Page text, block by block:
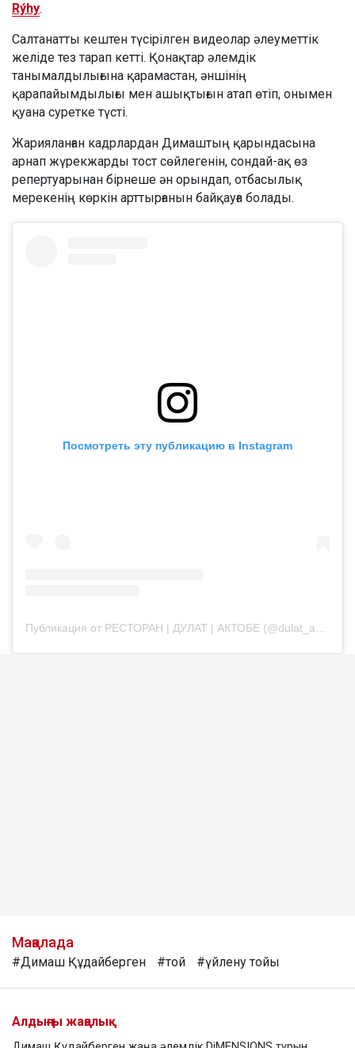
Rýhy.
Салтанатты кештен түсірілген видеолар әлеуметтік
желіде тез тарап кетті. Қонақтар әлемдік
танымалдылығына қарамастан, әншінің
қарапайымдылығы мен ашықтығын атап өтіп, онымен
қуана суретке түсті.
Жарияланған кадрлардан Димаштың қарындасына
арнап жүрекжарды тост сөйлегенін, сондай-ақ өз
репертуарынан бірнеше ән орындап, отбасылық
мерекенің көркін арттырғанын байқауға болады.
Посмотреть эту публикацию в Instagram
Публикация от РЕСТОРАН | ДУЛАТ | АКТОБЕ (@dulat_aqtobe)
Мақалада
#Димаш Құдайберген #той #үйлену тойы
Алдыңғы жаңалық